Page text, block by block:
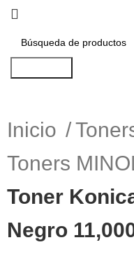
Inicio
Toners
Toner
Negro